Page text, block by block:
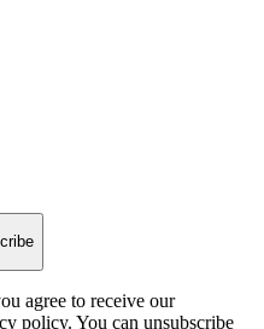
agree to receive our
policy. You can unsubscribe